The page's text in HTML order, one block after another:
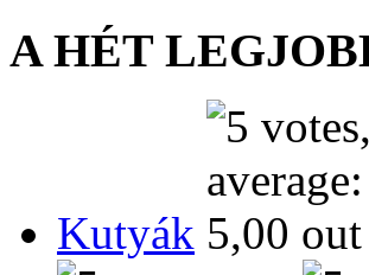
A HÉT
Kutyák